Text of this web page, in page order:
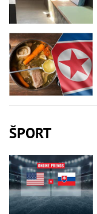
ŠPORT